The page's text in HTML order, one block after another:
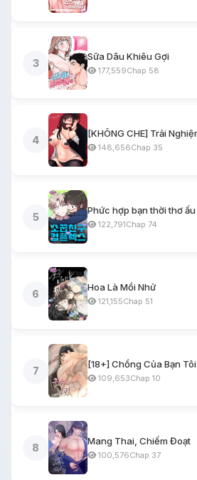
3
Sữa Dâu Khiêu Gợi
177,559Chap 58
4
148,656Chap 35
5
Phức hợp bạn thời thơ ấu
122,791Chap 74
6
Hoa Là Mồi Nhử
121,155Chap 51
7
[18+] Chồng Của Bạn Tôi
109,653Chap 10
8
Mang Thai, Chiếm Đoạt
100,576Chap 37